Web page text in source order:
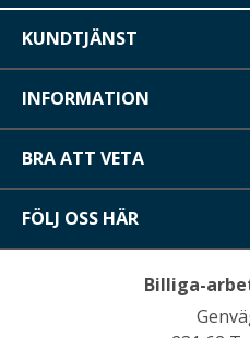
KUNDTJÄNST
INFORMATION
BRA ATT VETA
FÖLJ OSS HÄR
Billiga-